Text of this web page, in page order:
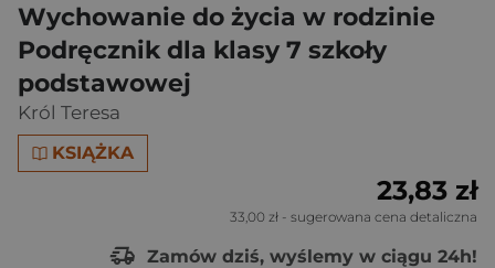
Wychowanie do życia w rodzinie
Podręcznik dla klasy 7 szkoły
podstawowej
Król Teresa
KSIĄŻKA
23,83 zł
33,00 zł - sugerowana cena detaliczna
Zamów dziś, wyślemy w ciągu 24h!